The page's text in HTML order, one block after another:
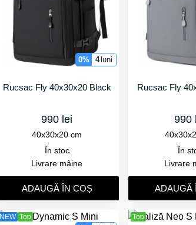
0% 4 luni
Rucsac Fly 40x30x20 Black
990 lei
40x30x20 cm
În stoc
Livrare mâine
ADAUGǍ ÎN COȘ
Rucsac Fly
990
În
Livrare
ADAUGǍ
NEW Top Top